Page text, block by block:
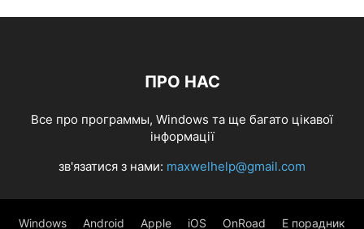
ПРО НАС
Все про программы, Windows та ще багато цікавої
інформації
зв'язатися з нами: maxwelhelp@gmail.com
Windows Android Apple iOS OnRoad Е порадник